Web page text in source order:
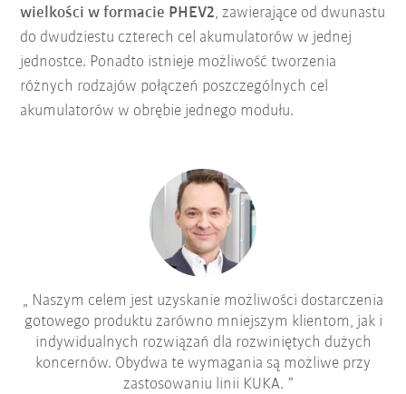
wielkości w formacie PHEV2, zawierające od dwunastu
do dwudziestu czterech cel akumulatorów w jednej
jednostce. Ponadto istnieje możliwość tworzenia
różnych rodzajów połączeń poszczególnych cel
akumulatorów w obrębie jednego modułu.
Naszym celem jest uzyskanie możliwości dostarczenia
gotowego produktu zarówno mniejszym klientom, jak i
indywidualnych rozwiązań dla rozwiniętych dużych
koncernów. Obydwa te wymagania są możliwe przy
zastosowaniu linii KUKA.